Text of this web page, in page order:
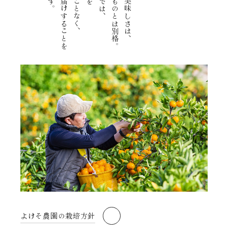
よけそ農園の栽培方針